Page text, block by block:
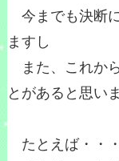
今までも決断
ますし
また、これか
とがあると思い
たとえば・・・